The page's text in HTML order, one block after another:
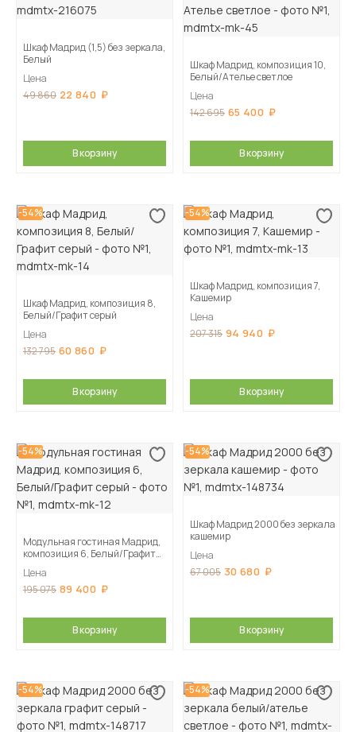
Шкаф Мадрид (1,5) без зеркала,
Белый
Цена
49 860 22 840
В корзину
Шкаф Мадрид, композиция 10,
Белый/Ателье светлое
Цена
142 695 65 400
В корзину
-54%
Шкаф Мадрид, композиция 8,
Белый/Графит серый
Цена
132 795 60 860
В корзину
-54%
Шкаф Мадрид, композиция 7,
Кашемир
Цена
207 315 94 940
В корзину
-54%
Модульная гостиная Мадрид,
композиция 6, Белый/Графит
Цена
195 075 89 400
В корзину
-54%
Шкаф Мадрид 2000 без зеркала
кашемир
Цена
67 005 30 680
В корзину
-54% -54%